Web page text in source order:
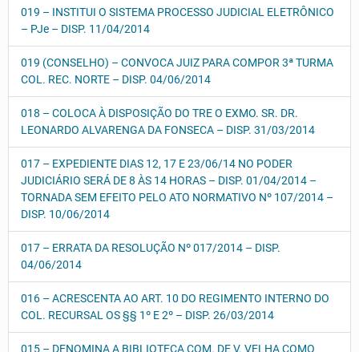
019 – INSTITUI O SISTEMA PROCESSO JUDICIAL ELETRÔNICO
– PJe – DISP. 11/04/2014
019 (CONSELHO) – CONVOCA JUIZ PARA COMPOR 3ª TURMA
COL. REC. NORTE – DISP. 04/06/2014
018 – COLOCA À DISPOSIÇÃO DO TRE O EXMO. SR. DR.
LEONARDO ALVARENGA DA FONSECA – DISP. 31/03/2014
017 – EXPEDIENTE DIAS 12, 17 E 23/06/14 NO PODER
JUDICIÁRIO SERÁ DE 8 ÀS 14 HORAS – DISP. 01/04/2014 –
TORNADA SEM EFEITO PELO ATO NORMATIVO Nº 107/2014 –
DISP. 10/06/2014
017 – ERRATA DA RESOLUÇÃO Nº 017/2014 – DISP.
04/06/2014
016 – ACRESCENTA AO ART. 10 DO REGIMENTO INTERNO DO
COL. RECURSAL OS §§ 1º E 2º – DISP. 26/03/2014
015 – DENOMINA A BIBLIOTECA COM. DE V. VELHA COMO